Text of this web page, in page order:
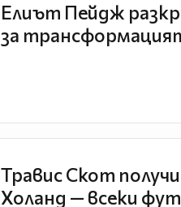
Елиът Пейдж
за
Травис Скот
Холанд — всеки